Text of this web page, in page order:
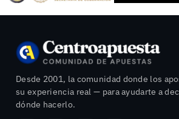
Desde 2001, la comunidad donde los
su experiencia real — para ayudarte a
dónde hacerlo.